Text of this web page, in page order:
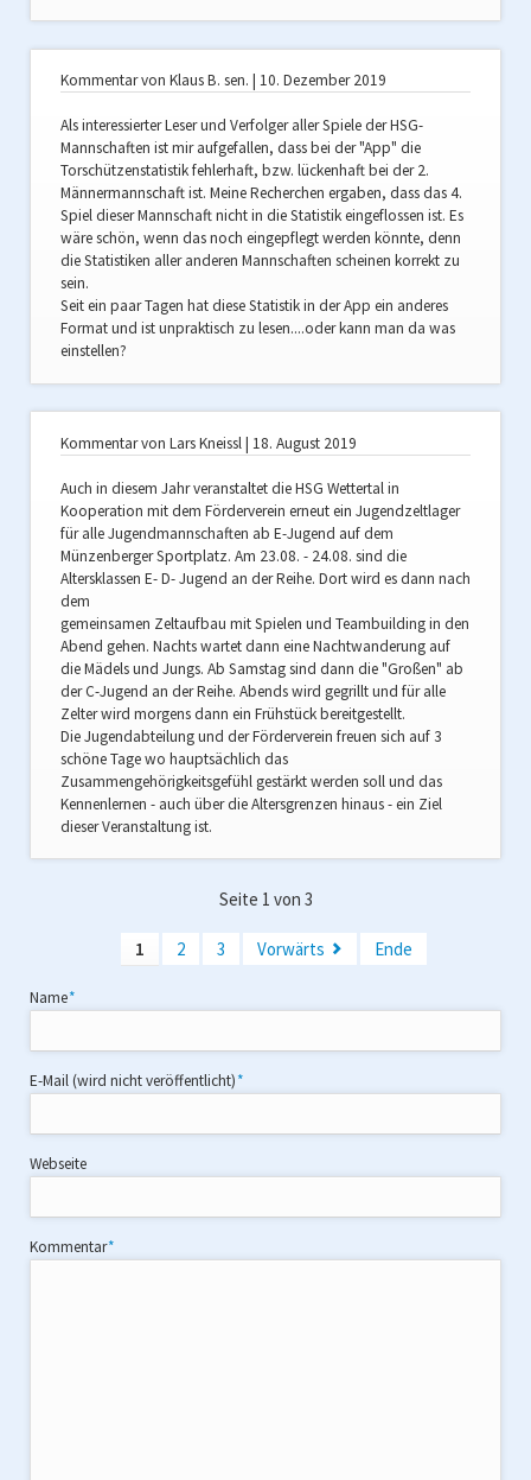
Kommentar von Klaus B. sen. | 10. Dezember 2019
Als interessierter Leser und Verfolger aller Spiele der HSG-
Mannschaften ist mir aufgefallen, dass bei der "App" die
Torschützenstatistik fehlerhaft, bzw. lückenhaft bei der 2.
Männermannschaft ist. Meine Recherchen ergaben, dass das 4.
Spiel dieser Mannschaft nicht in die Statistik eingeflossen ist. Es
wäre schön, wenn das noch eingepflegt werden könnte, denn
die Statistiken aller anderen Mannschaften scheinen korrekt zu
sein.
Seit ein paar Tagen hat diese Statistik in der App ein anderes
Format und ist unpraktisch zu lesen....oder kann man da was
einstellen?
Kommentar von Lars Kneissl | 18. August 2019
Auch in diesem Jahr veranstaltet die HSG Wettertal in
Kooperation mit dem Förderverein erneut ein Jugendzeltlager
für alle Jugendmannschaften ab E-Jugend auf dem
Münzenberger Sportplatz. Am 23.08. - 24.08. sind die
Altersklassen E- D- Jugend an der Reihe. Dort wird es dann nach
dem
gemeinsamen Zeltaufbau mit Spielen und Teambuilding in den
Abend gehen. Nachts wartet dann eine Nachtwanderung auf
die Mädels und Jungs. Ab Samstag sind dann die "Großen" ab
der C-Jugend an der Reihe. Abends wird gegrillt und für alle
Zelter wird morgens dann ein Frühstück bereitgestellt.
Die Jugendabteilung und der Förderverein freuen sich auf 3
schöne Tage wo hauptsächlich das
Zusammengehörigkeitsgefühl gestärkt werden soll und das
Kennenlernen - auch über die Altersgrenzen hinaus - ein Ziel
dieser Veranstaltung ist.
Seite 1 von 3
1 2 3 Vorwärts Ende
Pflichtfeld
Name*
Pflichtfeld
E-Mail (wird nicht veröffentlicht)*
Webseite
Pflichtfeld
Kommentar*